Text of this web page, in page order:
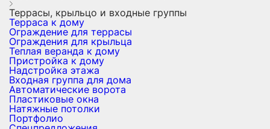
Террасы, крыльцо и входные группы
Терраса к дому
Ограждение для террасы
Ограждения для крыльца
Теплая веранда к дому
Пристройка к дому
Надстройка этажа
Входная группа для дома
Автоматические ворота
Пластиковые окна
Натяжные потолки
Портфолио